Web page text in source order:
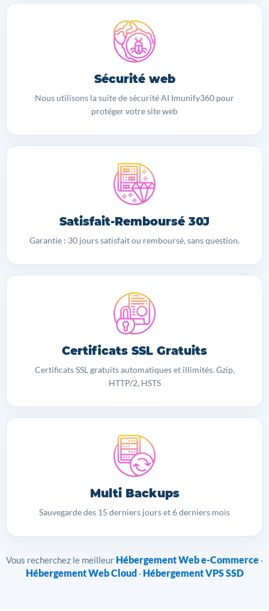
Sécurité web
Nous utilisons la suite de sécurité AI Imunify360 pour
protéger votre site web
Satisfait-Remboursé 30J
Garantie : 30 jours satisfait ou remboursé, sans question.
Certificats SSL Gratuits
Certificats SSL gratuits automatiques et illimités. Gzip,
HTTP/2, HSTS
Multi Backups
Sauvegarde des 15 derniers jours et 6 derniers mois
Vous recherchez le meilleur Hébergement Web e-Commerce ·
Hébergement Web Cloud · Hébergement VPS SSD